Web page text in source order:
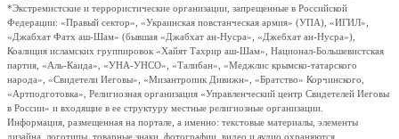
*Экстремистские и террористические организации, запрещенные в Российской
Федерации: «Правый сектор», «Украинская повстанческая армия» (УПА), «ИГИЛ»,
«Джабхат Фатх аш-Шам» (бывшая «Джабхат ан-Нусра», «Джебхат ан-Нусра»),
Коалиция исламских группировок «Хайят Тахрир аш-Шам», Национал-Большевистская
партия, «Аль-Каида», «УНА-УНСО», «Талибан», «Меджлис крымско-татарского
народа», «Свидетели Иеговы», «Мизантропик Дивижн», «Братство» Корчинского,
«Артподготовка», Религиозная организация «Управленческий центр Свидетелей Иеговы
в России» и входящие в ее структуру местные религиозные организации.
Информация, размещенная на портале, а именно: текстовые материалы, элементы
дизайна, логотипы, товарные знаки, фотографии, видео и аудио охраняются